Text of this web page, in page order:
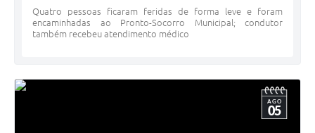
Quatro pessoas ficaram feridas de forma leve e foram
encaminhadas ao Pronto-Socorro Municipal; condutor
também recebeu atendimento médico
AGO
05